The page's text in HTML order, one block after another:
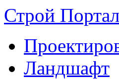
Строй Портал
Ландшафт